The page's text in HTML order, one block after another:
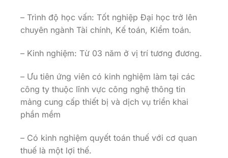
– Trình độ học vấn: Tốt nghiệp Đại học trở lên
chuyên ngành Tài chính, Kế toán, Kiểm toán.
– Kinh nghiệm: Từ 03 năm ở vị trí tương đương.
– Ưu tiên ứng viên có kinh nghiệm làm tại các
công ty thuộc lĩnh vực công nghệ thông tin
mảng cung cấp thiết bị và dịch vụ triển khai
phần mềm
– Có kinh nghiệm quyết toán thuế với cơ quan
thuế là một lợi thế.